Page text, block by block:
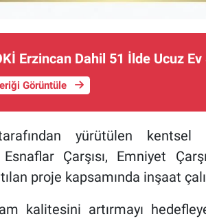
Erzincan Dahil 51 İlde Ucuz Ev
Görüntüle
yürütülen kentsel
Çarşısı, Emniyet
proje kapsamında inşaat
kalitesini artırmayı